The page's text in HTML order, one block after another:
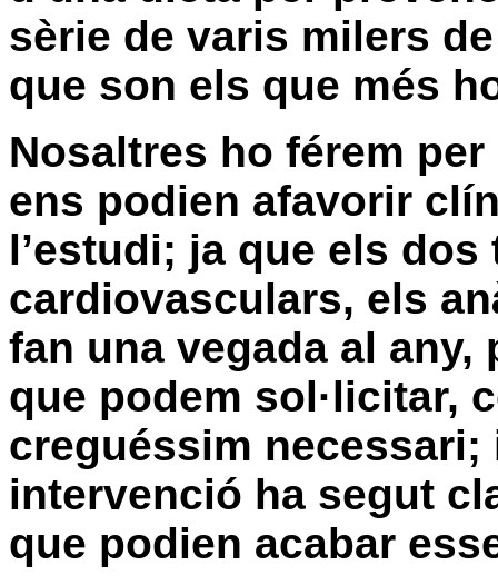
sèrie de varis milers
que son els que més
Nosaltres ho férem
ens podien afavorir
l’estudi; ja que els
cardiovasculars, els
fan una vegada al
que podem sol·licitar,
creguéssim necessari;
intervenció ha segut
que podien acabar